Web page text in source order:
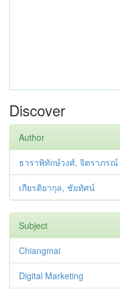
Discover
Author
ธาราพิทักษ์วงศ์, จิตราภรณ์
เกียรติยากุล, ชัยทัศน์
Subject
Chiangmai
Digital Marketing